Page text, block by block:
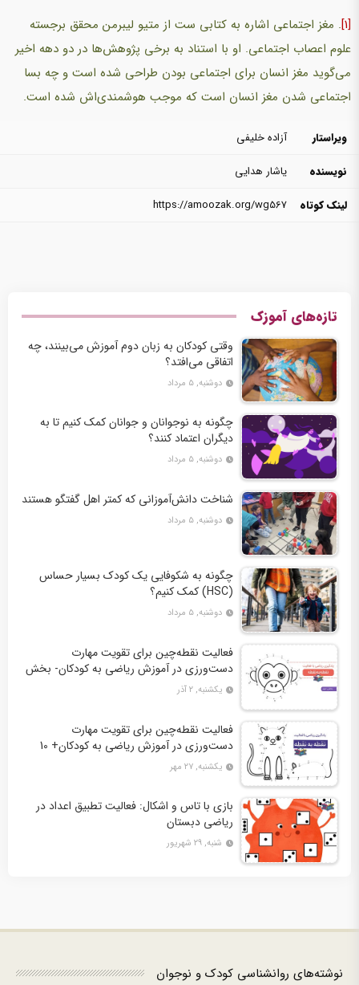
[1] . مغز اجتماعی اشاره به کتابی ست از متیو لیبرمن محقق برجسته
علوم اعصاب اجتماعی. او با استناد به برخی پژوهش‌ها در دو دهه اخیر
می‌گوید مغز انسان برای اجتماعی بودن طراحی شده است و چه بسا
اجتماعی شدن مغز انسان است که موجب هوشمندی‌اش شده است.
ویراستار
آزاده خلیفی
نویسنده
یاشار هدایی
لینک کوتاه
https://amoozak.org/wg567
تازه‌های آموزک
وقتی کودکان به زبان دوم آموزش می‌بینند، چه
اتفاقی می‌افتد؟
دوشنبه, ۵ مرداد
چگونه به نوجوانان و جوانان کمک کنیم تا به
دیگران اعتماد کنند؟
دوشنبه, ۵ مرداد
شناخت دانش‌آموزانی که کمتر اهل گفتگو هستند
دوشنبه, ۵ مرداد
چگونه به شکوفایی یک کودک بسیار حساس
(HSC) کمک کنیم؟
دوشنبه, ۵ مرداد
فعالیت نقطه‌چین برای تقویت مهارت
دست‌ورزی در آموزش ریاضی به کودکان- بخش
دوم + 10 کاربرگ فعالیت
یکشنبه, ۲ آذر
فعالیت نقطه‌چین برای تقویت مهارت
دست‌ورزی در آموزش ریاضی به کودکان+ 10
کاربرگ فعالیت
یکشنبه, ۲۷ مهر
بازی با تاس و اشکال: فعالیت تطبیق اعداد در
ریاضی دبستان
شنبه, ۲۹ شهریور
نوشته‌های روانشناسی کودک و نوجوان